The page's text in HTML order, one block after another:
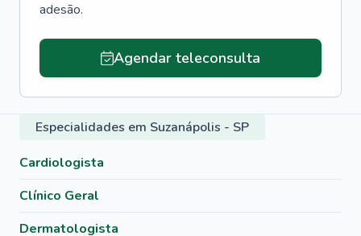
adesão.
Agendar teleconsulta
Especialidades em Suzanápolis - SP
Cardiologista
Clínico Geral
Dermatologista